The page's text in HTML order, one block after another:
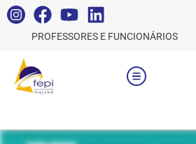
PROFESSORES E FUNCIONÁRIOS